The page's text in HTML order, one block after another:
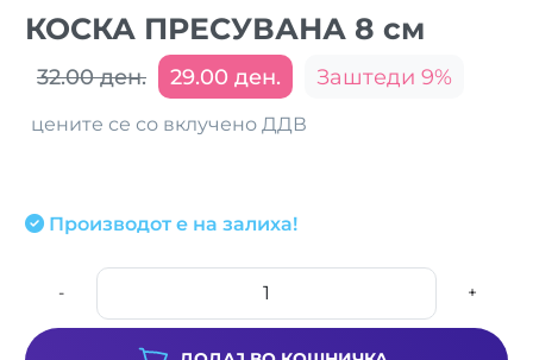
КОСКА ПРЕСУВАНА 8 см
32.00 ден. 29.00 ден. Заштеди 9%
цените се со вклучено ДДВ
Производот е на залиха!
- +